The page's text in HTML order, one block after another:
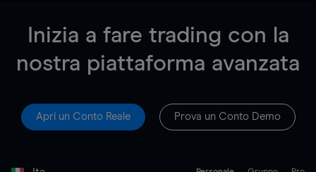
Inizia a fare trading con la
nostra piattaforma avanzata
Apri un Conto Reale Prova un Conto Demo